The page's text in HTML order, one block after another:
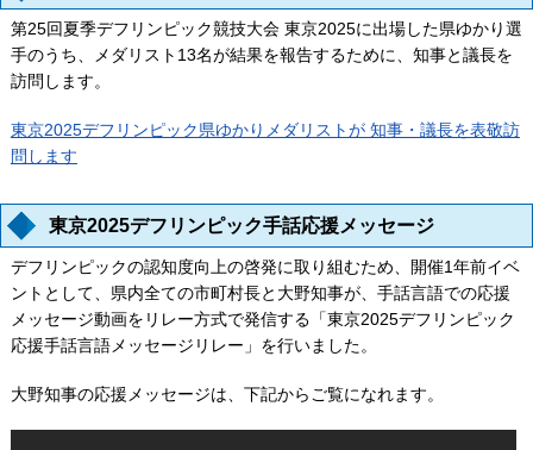
第25回夏季デフリンピック競技大会 東京2025に出場した県ゆかり選
手のうち、メダリスト13名が結果を報告するために、知事と議長を
訪問します。
東京2025デフリンピック県ゆかりメダリストが 知事・議長を表敬訪
問します
東京2025デフリンピック手話応援メッセージ
デフリンピックの認知度向上の啓発に取り組むため、開催1年前イベ
ントとして、県内全ての市町村長と大野知事が、手話言語での応援
メッセージ動画をリレー方式で発信する「東京2025デフリンピック
応援手話言語メッセージリレー」を行いました。
大野知事の応援メッセージは、下記からご覧になれます。